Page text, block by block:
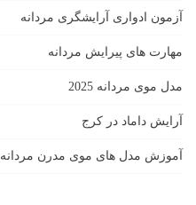
آزمون ادواری آرایشگری مردانه
مهارت های پیرایش مردانه
مدل موی مردانه 2025
آرایش داماد در کرج
آموزش مدل های موی مدرن مردانه